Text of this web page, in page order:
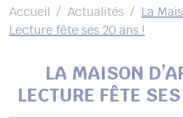
( FAMILLE )
( ENVIRONNEMENT ET
Accueil Actualités
La
Lecture fête ses 20 ans !
LA MAISON
LECTURE FÊTE